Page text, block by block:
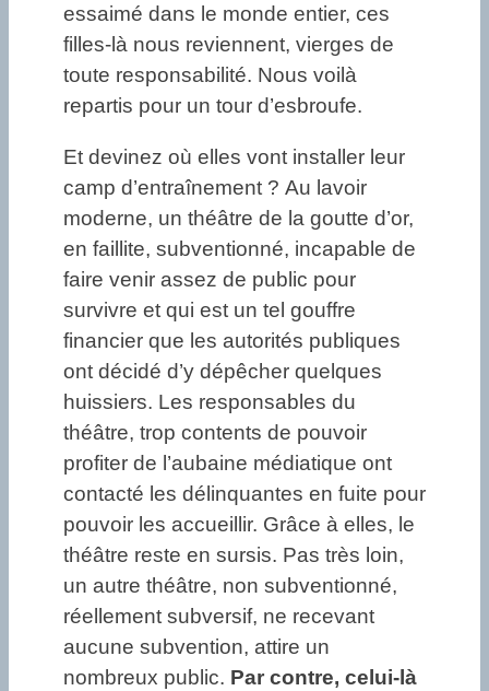
essaimé dans le monde entier, ces
filles-là nous reviennent, vierges de
toute responsabilité. Nous voilà
repartis pour un tour d’esbroufe.
Et devinez où elles vont installer leur
camp d’entraînement ? Au lavoir
moderne, un théâtre de la goutte d’or,
en faillite, subventionné, incapable de
faire venir assez de public pour
survivre et qui est un tel gouffre
financier que les autorités publiques
ont décidé d’y dépêcher quelques
huissiers. Les responsables du
théâtre, trop contents de pouvoir
profiter de l’aubaine médiatique ont
contacté les délinquantes en fuite pour
pouvoir les accueillir. Grâce à elles, le
théâtre reste en sursis. Pas très loin,
un autre théâtre, non subventionné,
réellement subversif, ne recevant
aucune subvention, attire un
nombreux public. Par contre, celui-là